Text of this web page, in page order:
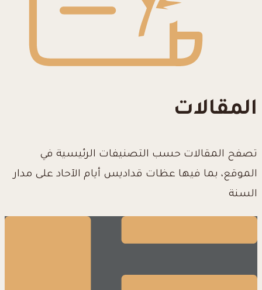
المقالات
تصفح المقالات حسب التصنيفات الرئيسية في
الموقع، بما فيها عظات قداديس أيام الآحاد على مدار
السنة